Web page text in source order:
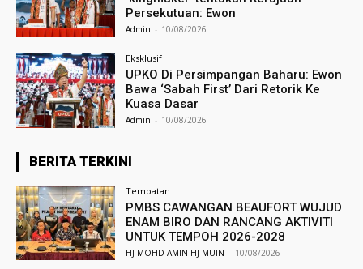
Persekutuan: Ewon
Admin - 10/08/2026
Eksklusif
UPKO Di Persimpangan Baharu: Ewon
Bawa ‘Sabah First’ Dari Retorik Ke
Kuasa Dasar
Admin - 10/08/2026
BERITA TERKINI
Tempatan
PMBS CAWANGAN BEAUFORT WUJUD
ENAM BIRO DAN RANCANG AKTIVITI
UNTUK TEMPOH 2026-2028
HJ MOHD AMIN HJ MUIN - 10/08/2026